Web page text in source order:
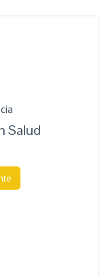
Salud